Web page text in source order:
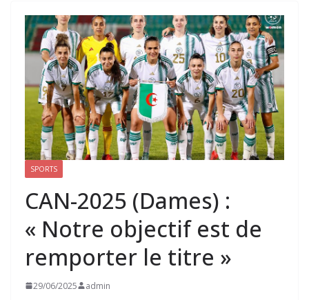
SPORTS
CAN-2025 (Dames) :
« Notre objectif est de
remporter le titre »
29/06/2025 admin